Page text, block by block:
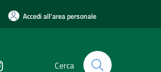
Accedi all'area personale
Cerca